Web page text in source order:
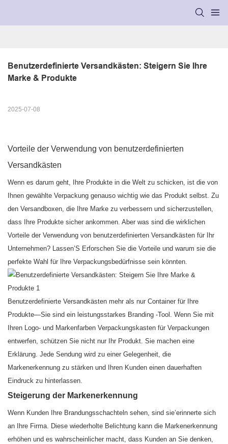
Benutzerdefinierte Versandkästen: Steigern Sie Ihre
Marke & Produkte
2025-07-08
Vorteile der Verwendung von benutzerdefinierten
Versandkästen
Wenn es darum geht, Ihre Produkte in die Welt zu schicken, ist die von
Ihnen gewählte Verpackung genauso wichtig wie das Produkt selbst. Zu
den Versandboxen, die Ihre Marke zu verbessern und sicherzustellen,
dass Ihre Produkte sicher ankommen. Aber was sind die wirklichen
Vorteile der Verwendung von benutzerdefinierten Versandkästen für Ihr
Unternehmen? Lassen’S Erforschen Sie die Vorteile und warum sie die
perfekte Wahl für Ihre Verpackungsbedürfnisse sein könnten.
Benutzerdefinierte Versandkästen mehr als nur Container für Ihre
Produkte—Sie sind ein leistungsstarkes Branding -Tool. Wenn Sie mit
Ihren Logo- und Markenfarben Verpackungskasten für Verpackungen
entwerfen, schützen Sie nicht nur Ihr Produkt. Sie machen eine
Erklärung. Jede Sendung wird zu einer Gelegenheit, die
Markenerkennung zu stärken und Ihren Kunden einen dauerhaften
Eindruck zu hinterlassen.
Steigerung der Markenerkennung
Wenn Kunden Ihre Brandungsschachteln sehen, sind sie’erinnerte sich
an Ihre Firma. Diese wiederholte Belichtung kann die Markenerkennung
erhöhen und es wahrscheinlicher macht, dass Kunden an Sie denken,